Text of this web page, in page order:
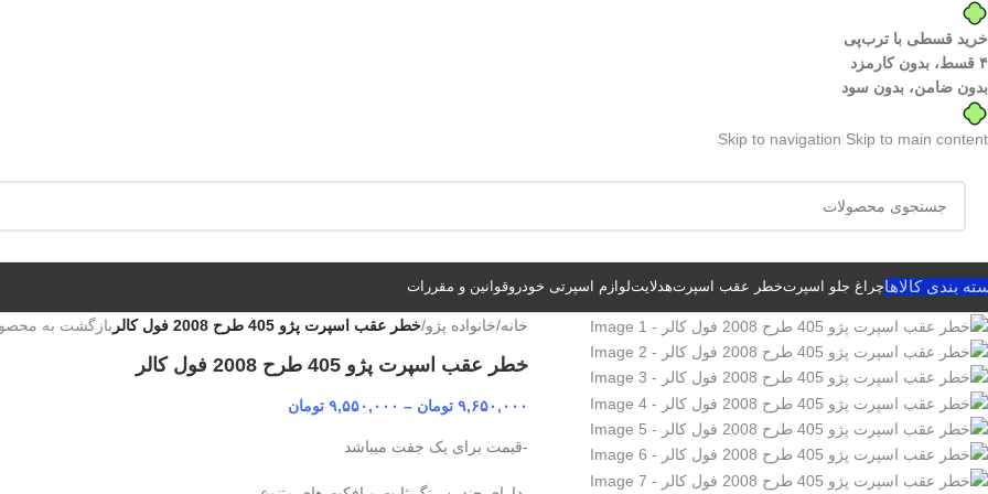
خرید قسطی با ترب‌پی
۴ قسط، بدون کارمزد
بدون ضامن، بدون سود
Skip to navigation Skip to main content
بندی کالاهاچراغ جلو اسپرتخطر عقب اسپرتهدلایتلوازم اسپرتی خودروقوانین و مقررات
خانه/خانواده پژو/خطر عقب اسپرت پژو 405 طرح 2008 فول کالر بازگشت به
خطر عقب اسپرت پژو 405 طرح 2008 فول کالر
۹,۶۵۰,۰۰۰ تومان – ۹,۵۵۰,۰۰۰ تومان
-قیمت برای یک جفت میباشد